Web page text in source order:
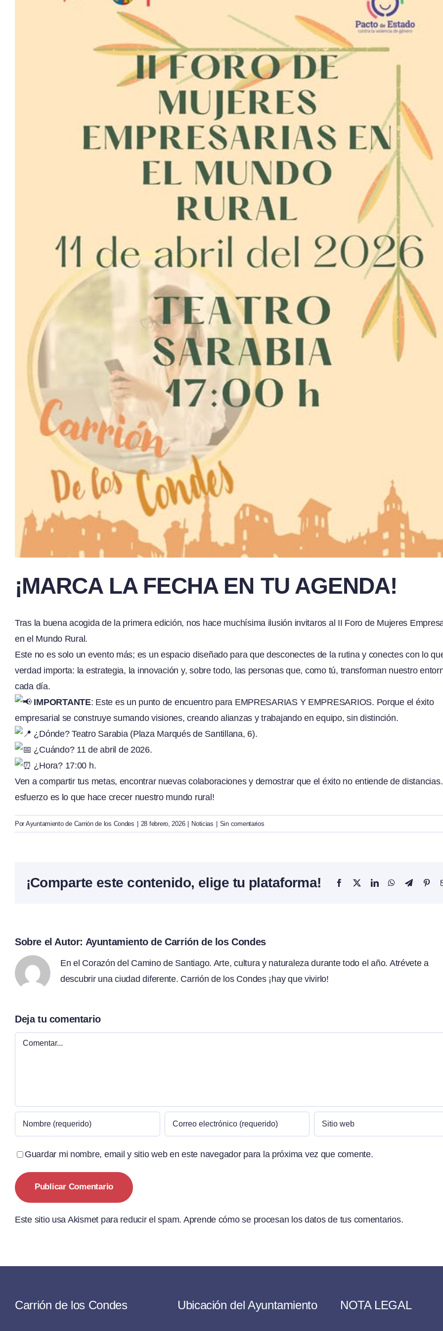
¡MARCA LA FECHA EN TU AGENDA!
Tras la buena acogida de la primera edición, nos hace muchísima ilusión invitaros al II Foro de Mujeres
en el Mundo Rural.
Este no es solo un evento más; es un espacio diseñado para que desconectes de la rutina y conectes con lo
verdad importa: la estrategia, la innovación y, sobre todo, las personas que, como tú, transforman nuestro
cada día.
IMPORTANTE: Este es un punto de encuentro para EMPRESARIAS Y EMPRESARIOS. Porque el éxito
empresarial se construye sumando visiones, creando alianzas y trabajando en equipo, sin distinción.
¿Dónde? Teatro Sarabia (Plaza Marqués de Santillana, 6).
¿Cuándo? 11 de abril de 2026.
¿Hora? 17:00 h.
Ven a compartir tus metas, encontrar nuevas colaboraciones y demostrar que el éxito no entiende de distancias.
esfuerzo es lo que hace crecer nuestro mundo rural!
Por Ayuntamiento de Carrión de los Condes | 28 febrero, 2026 | Noticias | Sin comentarios
¡Comparte este contenido, elige tu plataforma! Facebook
X LinkedInWhatsApp
Telegram
Sobre el Autor: Ayuntamiento de Carrión de los Condes
En el Corazón del Camino de Santiago. Arte, cultura y naturaleza durante todo el año. Atrévete a
descubrir una ciudad diferente. Carrión de los Condes ¡hay que vivirlo!
Deja tu comentario
Comentar
Guardar mi nombre, email y sitio web en este navegador para la próxima vez que comente.
Este sitio usa Akismet para reducir el spam. Aprende cómo se procesan los datos de tus comentarios.
Carrión de los Condes Ubicación del Ayuntamiento NOTA LEGAL